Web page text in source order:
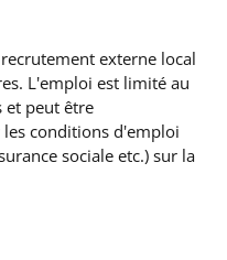
externe local
L'emploi est limité au
et peut être
conditions d'emploi
sociale etc.) sur la